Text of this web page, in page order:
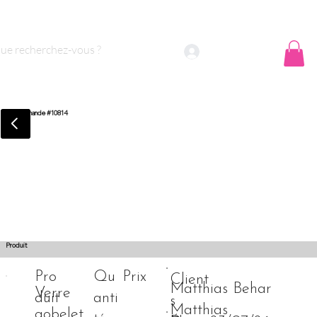
nous ?
Commande #10814
Produit
Verre
Pro
duit
Qu
anti
Prix
Client
s
Matthias Behar
Matthias